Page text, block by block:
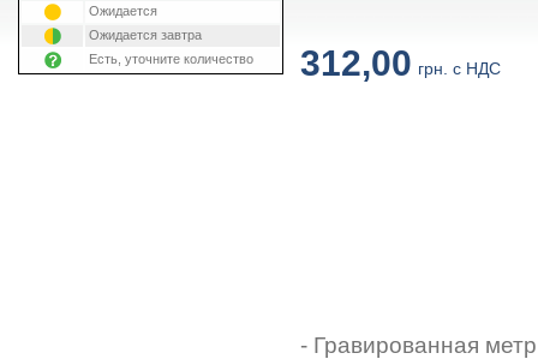
Ожидается
Ожидается завтра
Есть, уточните количество
312,00 грн. с НДС
- Гравированная